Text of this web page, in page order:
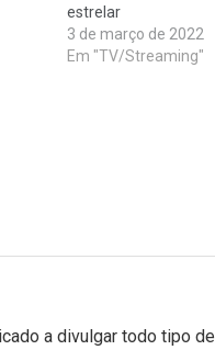
estrelar
3 de março de 2022
Em "TV/Streaming"
a divulgar todo tipo de